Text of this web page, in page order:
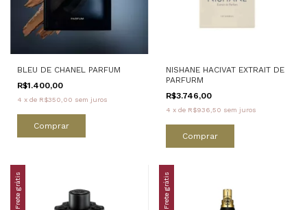
BLEU DE CHANEL PARFUM
R$1.400,00
4 x de R$350,00 sem juros
Comprar
NISHANE HACIVAT EXTRAIT DE
PARFURM
R$3.746,00
4 x de R$936,50 sem juros
Comprar
Frete grátis Frete grátis